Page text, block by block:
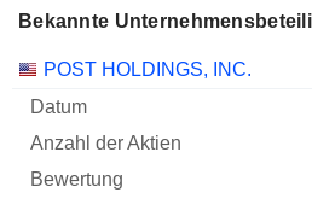
Bekannte
Unternehmen
Anzahl
POST HOLDINGS, INC.